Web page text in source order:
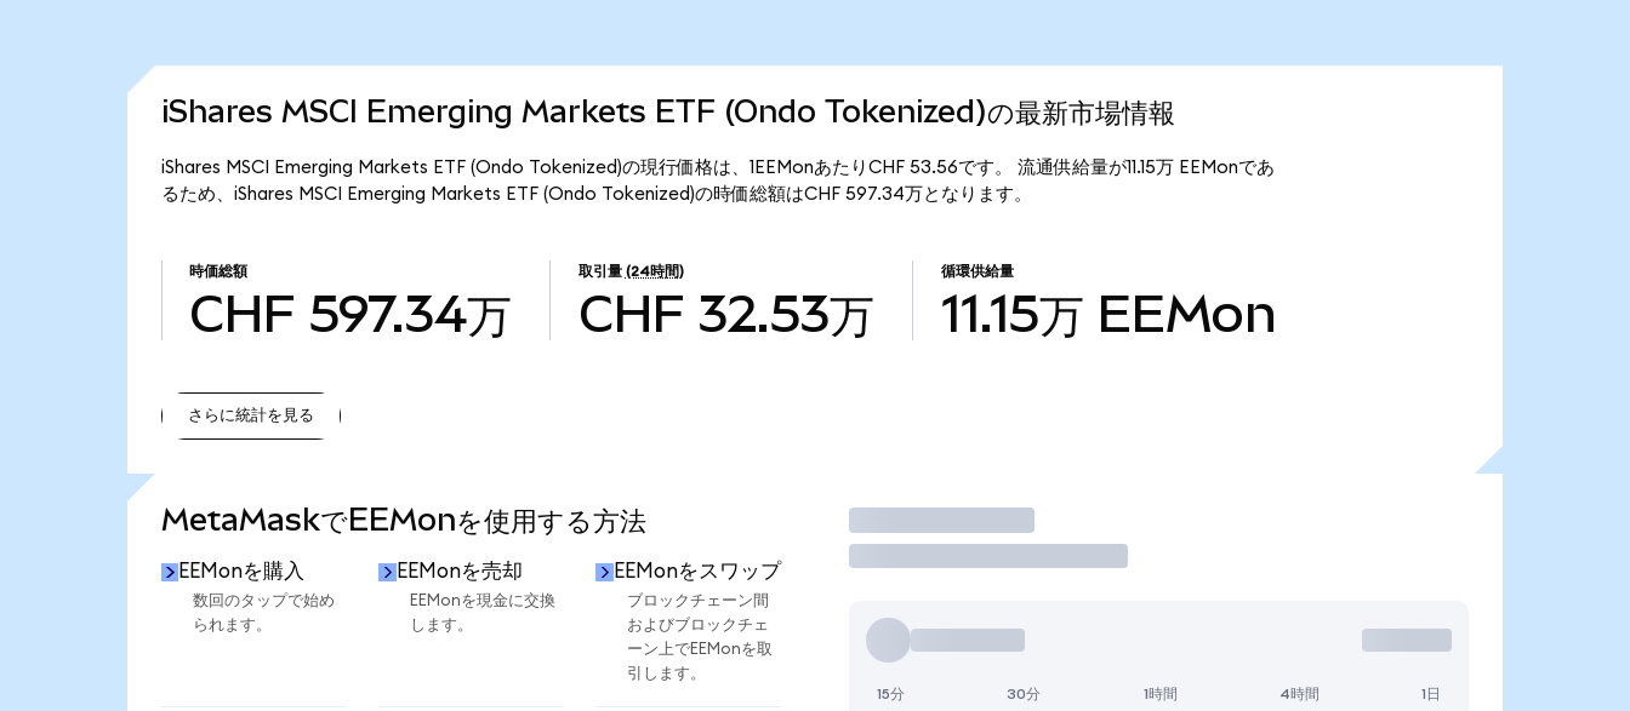
iShares MSCI Emerging Markets ETF (Ondo Tokenized)の最新市場情報
iShares MSCI Emerging Markets ETF (Ondo Tokenized)の現行価格は、1EEMonあたりCHF 53.56です。 流通供給量が11.15万 EEMonであ
るため、iShares MSCI Emerging Markets ETF (Ondo Tokenized)の時価総額はCHF 597.34万となります。
時価総額
CHF 597.34万
取引量 (24時間)
CHF 32.53万
循環供給量
11.15万 EEMon
さらに統計を見る
MetaMaskでEEMonを使用する方法
EEMonを購入
数回のタップで始め
られます。
EEMonを売却
EEMonを現金に交換
します。
EEMonをスワップ
ブロックチェーン間
およびブロックチェ
ーン上でEEMonを取
引します。
取引
15分 30分 1時間 4時間 1日